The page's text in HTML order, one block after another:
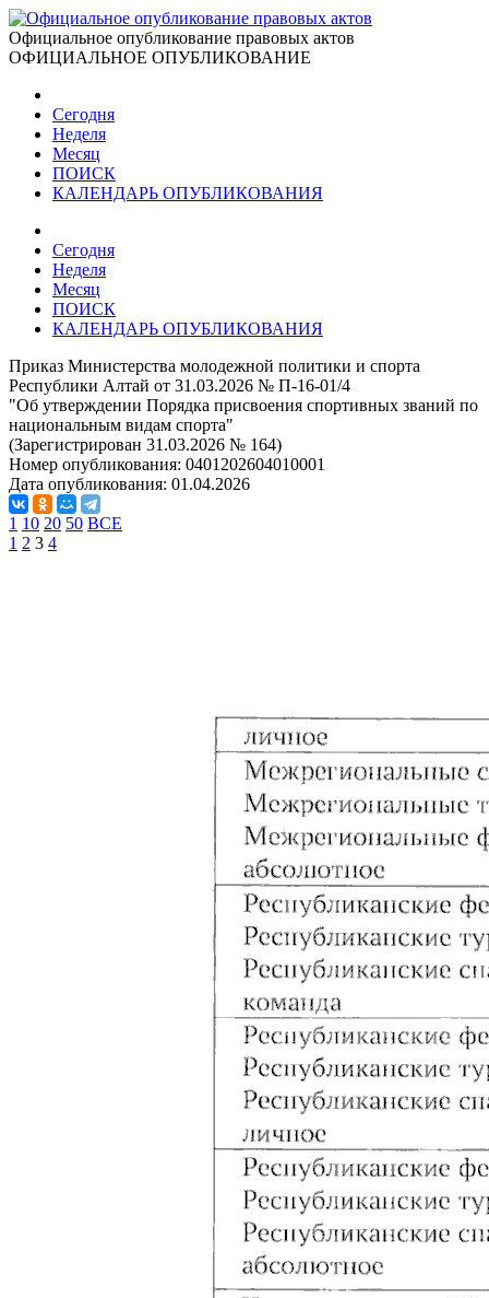
Официальное опубликование правовых актов
ОФИЦИАЛЬНОЕ ОПУБЛИКОВАНИЕ
Сегодня
Неделя
Месяц
ПОИСК
КАЛЕНДАРЬ ОПУБЛИКОВАНИЯ
Сегодня
Неделя
Месяц
ПОИСК
КАЛЕНДАРЬ ОПУБЛИКОВАНИЯ
Приказ Министерства молодежной политики и спорта
Республики Алтай от 31.03.2026 № П-16-01/4
"Об утверждении Порядка присвоения спортивных званий по
национальным видам спорта"
(Зарегистрирован 31.03.2026 № 164)
Номер опубликования: 0401202604010001
Дата опубликования: 01.04.2026
1 10 20 50 ВСЕ
1 2 3 4